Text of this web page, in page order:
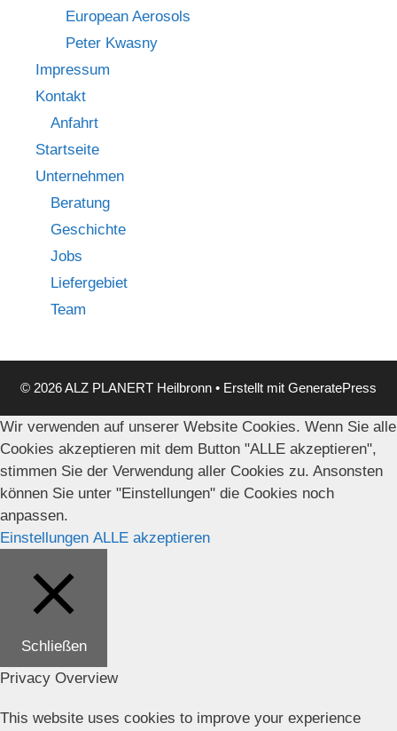
European Aerosols
Peter Kwasny
Impressum
Kontakt
Anfahrt
Startseite
Unternehmen
Beratung
Geschichte
Jobs
Liefergebiet
Team
© 2026 ALZ PLANERT Heilbronn • Erstellt mit GeneratePress
Wir verwenden auf unserer Website Cookies. Wenn Sie alle
Cookies akzeptieren mit dem Button "ALLE akzeptieren",
stimmen Sie der Verwendung aller Cookies zu. Ansonsten
können Sie unter "Einstellungen" die Cookies noch
anpassen.
Einstellungen ALLE akzeptieren
Schließen
Privacy Overview
This website uses cookies to improve your experience